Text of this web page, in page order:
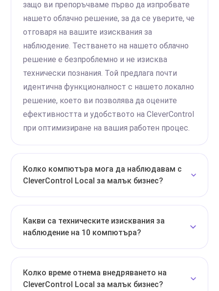
защо ви препоръчваме първо да изпробвате
нашето облачно решение, за да се уверите, че
отговаря на вашите изисквания за
наблюдение. Тестването на нашето облачно
решение е безпроблемно и не изисква
технически познания. Той предлага почти
идентична функционалност с нашето локално
решение, което ви позволява да оцените
ефективността и удобството на CleverControl
при оптимизиране на вашия работен процес.
Колко компютъра мога да наблюдавам с
CleverControl Local за малък бизнес?
Какви са техническите изисквания за
наблюдение на 10 компютъра?
Колко време отнема внедряването на
CleverControl Local за малък бизнес?